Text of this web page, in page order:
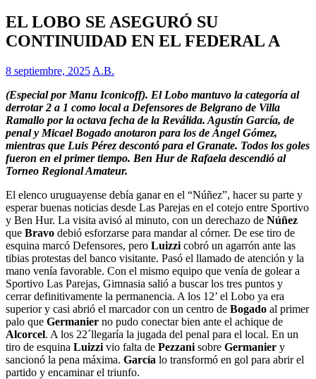
EL LOBO SE ASEGURÓ SU
CONTINUIDAD EN EL FEDERAL A
8 septiembre, 2025 A.B.
(Especial por Manu Iconicoff). El Lobo mantuvo la categoría al
derrotar 2 a 1 como local a Defensores de Belgrano de Villa
Ramallo por la octava fecha de la Reválida. Agustín García, de
penal y Micael Bogado anotaron para los de Ángel Gómez,
mientras que Luis Pérez descontó para el Granate. Todos los goles
fueron en el primer tiempo. Ben Hur de Rafaela descendió al
Torneo Regional Amateur.
El elenco uruguayense debía ganar en el “Núñez”, hacer su parte y
esperar buenas noticias desde Las Parejas en el cotejo entre Sportivo
y Ben Hur. La visita avisó al minuto, con un derechazo de Núñez
que Bravo debió esforzarse para mandar al córner. De ese tiro de
esquina marcó Defensores, pero Luizzi cobró un agarrón ante las
tibias protestas del banco visitante. Pasó el llamado de atención y la
mano venía favorable. Con el mismo equipo que venía de golear a
Sportivo Las Parejas, Gimnasia salió a buscar los tres puntos y
cerrar definitivamente la permanencia. A los 12’ el Lobo ya era
superior y casi abrió el marcador con un centro de Bogado al primer
palo que Germanier no pudo conectar bien ante el achique de
Alcorcel. A los 22´llegaría la jugada del penal para el local. En un
tiro de esquina Luizzi vio falta de Pezzani sobre Germanier y
sancionó la pena máxima. García lo transformó en gol para abrir el
partido y encaminar el triunfo.